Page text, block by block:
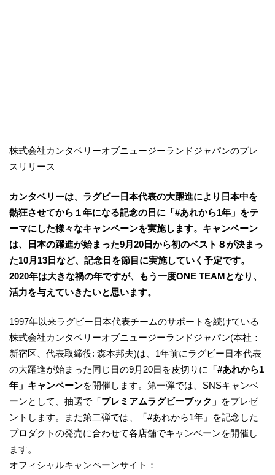
株式会社カンタベリーオブニュージーランドジャパンのプレ
スリリース
カンタベリーは、ラグビー日本代表の大躍進により日本中を
熱狂させてから１年になる記念の日に「#あれから1年」をテ
ーマにした様々なキャンペーンを実施します。キャンペーン
は、日本の躍進が始まった9月20日から初のベスト８が決まっ
た10月13日など、記念日を節目に実施していく予定です。
2020年は大きな禍の年ですが、もう一度ONE TEAMとなり、
活力を与えていきたいと思います。
1997年以来ラグビー日本代表チームのサポートを続けている
株式会社カンタベリーオブニュージーランドジャパン(本社：
新宿区、代表取締役: 森本邦夫)は、1年前にラグビー日本代表
の大躍進が始まった同じ日の9月20日を皮切りに
「#あれから1
年」キャンペーンを開催します。第一弾では、SNSキャンペ
ーンとして、抽選で「プレミアムラグビーブック」 をプレゼ
ントします。また第二弾では、「#あれから1年」を記念した
プロダクトの発売に合わせて各店舗でキャンペーンを開催し
ます。
オフィシャルキャンペーンサイト：